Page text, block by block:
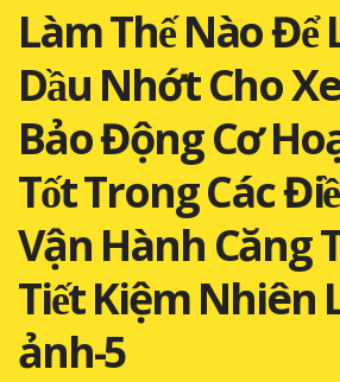
Làm Thế Nào Để
Dầu Nhớt Cho
Bảo Động Cơ
Tốt Trong Các
Vận Hành Căng
Tiết Kiệm Nhiên
ảnh-5